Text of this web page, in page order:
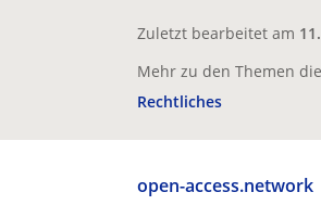
Zuletzt bearbeitet am
Mehr zu den Themen
Rechtliches
open-access.network